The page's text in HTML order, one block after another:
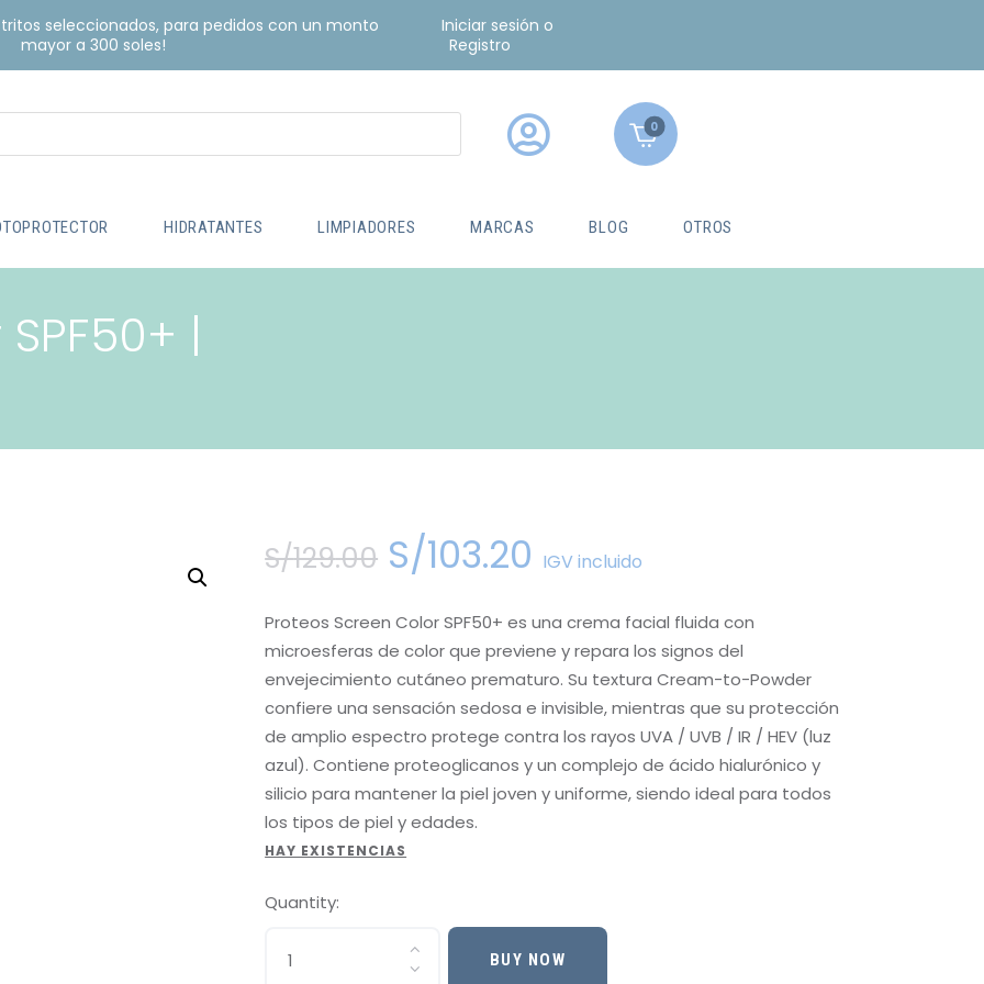
seleccionados, para pedidos con un monto
mayor a 300 soles!
Iniciar sesión o
Registro
0
HIDRATANTES LIMPIADORES MARCAS BLOG OTROS
|
S/129.00 S/103.20 IGV incluido
Proteos Screen Color SPF50+ es una crema facial fluida con
microesferas de color que previene y repara los signos del
envejecimiento cutáneo prematuro. Su textura Cream-to-Powder
confiere una sensación sedosa e invisible, mientras que su protección
de amplio espectro protege contra los rayos UVA / UVB / IR / HEV (luz
azul). Contiene proteoglicanos y un complejo de ácido hialurónico y
silicio para mantener la piel joven y uniforme, siendo ideal para todos
los tipos de piel y edades.
HAY EXISTENCIAS
Quantity:
BUY NOW